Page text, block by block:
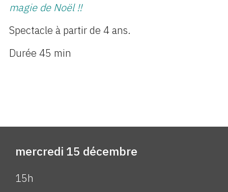
magie de Noël !!
Spectacle à partir de 4 ans.
Durée 45 min
mercredi 15 décembre
15h